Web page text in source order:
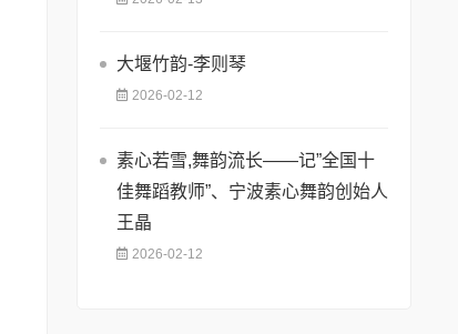
大堰竹韵-​李则琴
2026-02-12
素心若雪,舞韵流长——记”全国十
佳舞蹈教师”、宁波素心舞韵创始人
王晶
2026-02-12